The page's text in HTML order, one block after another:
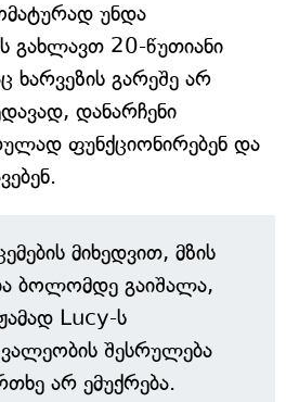
უნდა
გახლავთ 20-წუთიანი
გარეშე არ
დანარჩენი
ფუნქციონირებენ და
მიხედვით, მზის
ბოლომდე გაიშალა,
Lucy-ს
შესრულება
არ ემუქრება.